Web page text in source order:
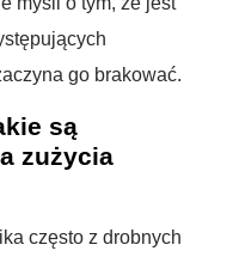
go brakować.
są
zużycia
często z drobnych